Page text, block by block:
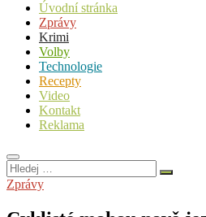
Úvodní stránka
Zprávy
Krimi
Volby
Technologie
Recepty
Video
Kontakt
Reklama
Hledej
…
Zprávy